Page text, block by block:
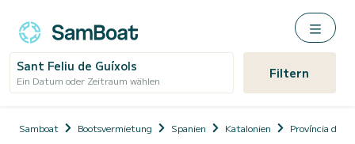
Sant Feliu de Guíxols
Ein Datum oder Zeitraum wählen Filtern
Samboat Bootsvermietung Spanien Katalonien Província de